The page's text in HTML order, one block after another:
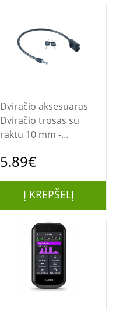
Dviračio aksesuaras
Dviračio trosas su
raktu 10 mm -
5.89€
Į KREPŠELĮ